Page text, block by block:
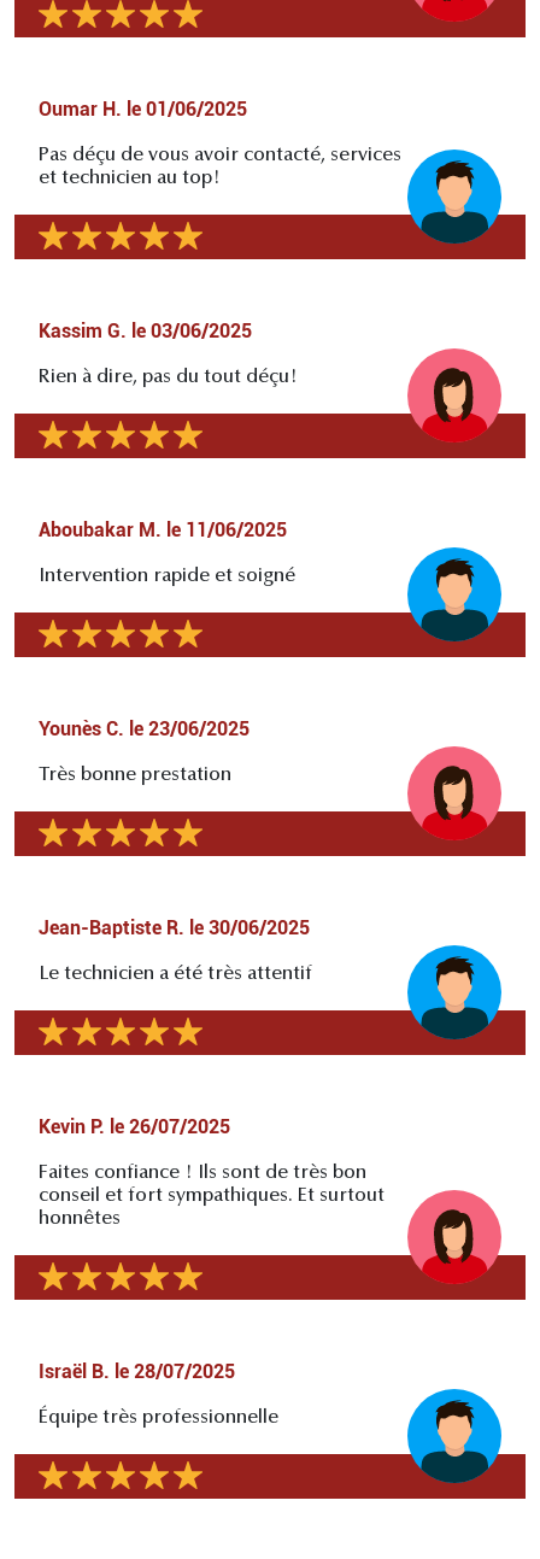
Oumar H. le 01/06/2025
Pas déçu de vous avoir contacté, services
et technicien au top!
Kassim G. le 03/06/2025
Rien à dire, pas du tout déçu!
Aboubakar M. le 11/06/2025
Intervention rapide et soigné
Younès C. le 23/06/2025
Très bonne prestation
Jean-Baptiste R. le 30/06/2025
Le technicien a été très attentif
Kevin P. le 26/07/2025
Faites confiance ! Ils sont de très bon
conseil et fort sympathiques. Et surtout
honnêtes
Israël B. le 28/07/2025
Équipe très professionnelle